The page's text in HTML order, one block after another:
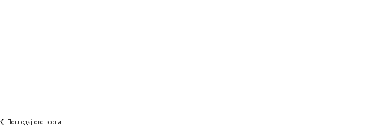
Погледај све вести